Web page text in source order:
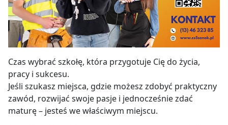
Czas wybrać szkołę, która przygotuje Cię do życia,
pracy i sukcesu.
Jeśli szukasz miejsca, gdzie możesz zdobyć praktyczny
zawód, rozwijać swoje pasje i jednocześnie zdać
maturę – jesteś we właściwym miejscu.